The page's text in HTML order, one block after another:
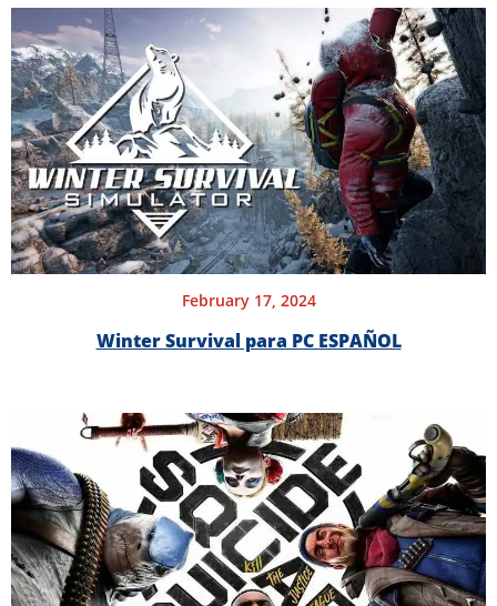
February 17, 2024
Winter Survival para PC ESPAÑOL